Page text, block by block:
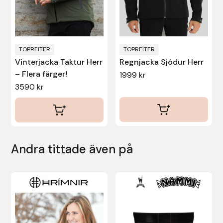
TOPREITER
Vinterjacka Taktur Herr
– Flera färger!
3590kr
kan
väljas
på
produktsidan
TOPREITER
Regnjacka Sjódur Herr
1999 kr
kan
väljas
på
produktsidan
Andra tittade även på
här
produkten
Stina Helmersson Bokförlag
Tear-Aid
Tekna
Tidningen Ridsport Island
TöltSaga
Trikem
Tunahaken